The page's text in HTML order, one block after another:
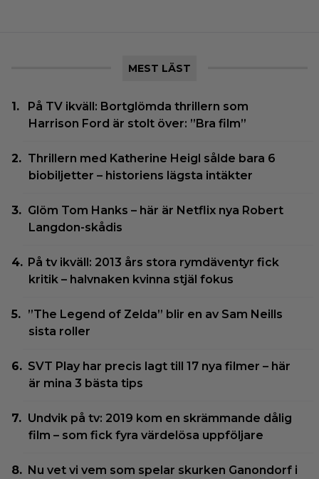
MEST LÄST
På TV ikväll: Bortglömda thrillern som
Harrison Ford är stolt över: ”Bra film”
Thrillern med Katherine Heigl sålde bara 6
biobiljetter – historiens lägsta intäkter
Glöm Tom Hanks – här är Netflix nya Robert
Langdon-skådis
På tv ikväll: 2013 års stora rymdäventyr fick
kritik – halvnaken kvinna stjäl fokus
”The Legend of Zelda” blir en av Sam Neills
sista roller
SVT Play har precis lagt till 17 nya filmer – här
är mina 3 bästa tips
Undvik på tv: 2019 kom en skrämmande dålig
film – som fick fyra värdelösa uppföljare
Nu vet vi vem som spelar skurken Ganondorf i